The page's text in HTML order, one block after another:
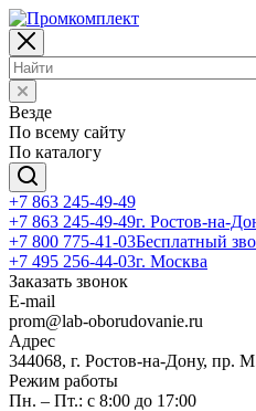
Везде
По всему сайту
По каталогу
+7 863 245-49-49
+7 863 245-49-49г. Ростов-на-
+7 800 775-41-03Бесплатный
+7 495 256-44-03г. Москва
Заказать звонок
E-mail
prom@lab-oborudovanie.ru
Адрес
344068, г. Ростов-на-Дону, пр.
Режим работы
Пн. – Пт.: с 8:00 до 17:00